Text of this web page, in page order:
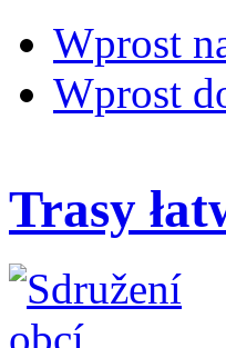
Wprost
Wprost
Trasy